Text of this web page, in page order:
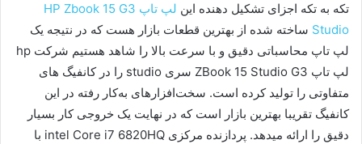
تکه به تکه اجزای تشکیل دهنده این
لپ تاپ HP Zbook 15 G3
Studio ساخته شده از بهترین قطعات بازار هست که در نتیجه یک
لپ تاپ محاسباتی دقیق و با سرعت بالا را شاهد هستیم شرکت hp
لپ تاپ ZBook 15 Studio G3 سری studio را در کانفیگ های
متفاوتی را تولید کرده است. سخت‌افزارهای به‌کار رفته در این
کانفیگ تقریبا بهترین بازار است که در نهایت یک خروجی کار بسیار
دقیق را ارائه میدهد. پردازنده مرکزی intel Core i7 6820HQ با